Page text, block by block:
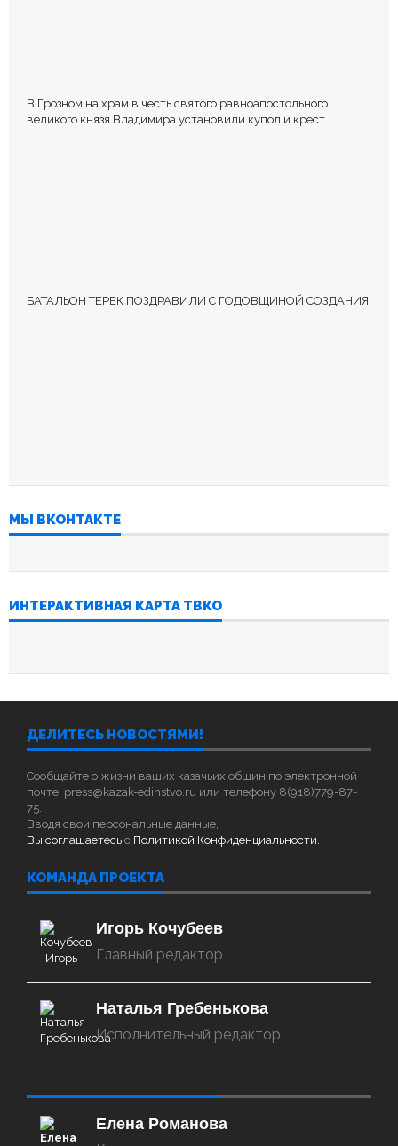
В Грозном на храм в честь святого равноапостольного
великого князя Владимира установили купол и крест
БАТАЛЬОН ТЕРЕК ПОЗДРАВИЛИ С ГОДОВЩИНОЙ СОЗДАНИЯ
МЫ ВКОНТАКТЕ
ИНТЕРАКТИВНАЯ КАРТА ТВКО
ДЕЛИТЕСЬ НОВОСТЯМИ!
Сообщайте о жизни ваших казачьих общин по электронной
почте: press@kazak-edinstvo.ru или телефону 8(918)779-87-
75.
Вводя свои персональные данные,
Вы соглашаетесь с Политикой Конфиденциальности.
КОМАНДА ПРОЕКТА
Игорь Кочубеев
Главный редактор
Наталья Гребенькова
Исполнительный редактор
Елена Романова